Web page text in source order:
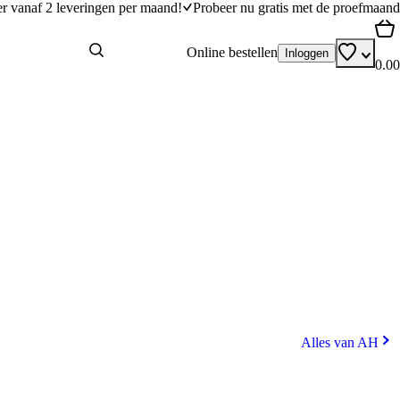
vanaf 2 leveringen per maand! Probeer nu gratis met de proefmaand
Online bestellen Inloggen
0.00
Alles van AH